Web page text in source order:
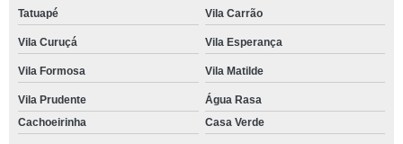
Tatuapé Vila Carrão
Vila Curuçá Vila Esperança
Vila Formosa Vila Matilde
Vila Prudente
Água Rasa
Cachoeirinha
Casa Verde